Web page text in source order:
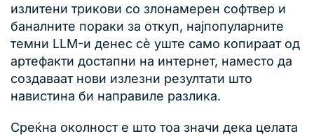
излитени трикови со злонамерен софтвер и
баналните пораки за откуп, најпопуларните
темни LLM-и денес сè уште само копираат од
артефакти достапни на интернет, наместо да
создаваат нови излезни резултати што
навистина би направиле разлика.
Среќна околност е што тоа значи дека целата